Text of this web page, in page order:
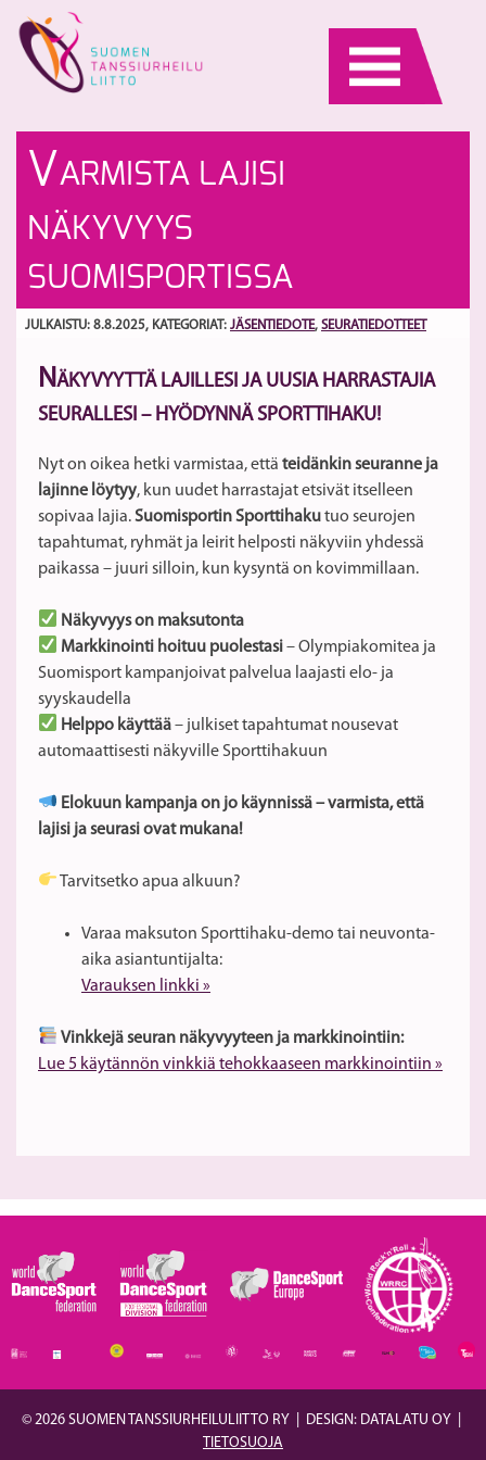
content
VARMISTA LAJISI
NÄKYVYYS
SUOMISPORTISSA
JULKAISTU: 8.8.2025, KATEGORIAT: JÄSENTIEDOTE, SEURATIEDOTTEET
NÄKYVYYTTÄ LAJILLESI JA UUSIA HARRASTAJIA
SEURALLESI – HYÖDYNNÄ SPORTTIHAKU!
Nyt on oikea hetki varmistaa, että teidänkin seuranne ja
lajinne löytyy, kun uudet harrastajat etsivät itselleen
sopivaa lajia.Suomisportin Sporttihakutuo seurojen
tapahtumat, ryhmät ja leirit helposti näkyviin yhdessä
paikassa – juuri silloin, kun kysyntä on kovimmillaan.
Näkyvyys on maksutonta
Markkinointi hoituu puolestasi– Olympiakomitea ja
Suomisport kampanjoivat palvelua laajasti elo- ja
syyskaudella
Helppo käyttää– julkiset tapahtumat nousevat
automaattisesti näkyville Sporttihakuun
Elokuun kampanja on jo käynnissä – varmista, että
lajisi ja seurasi ovat mukana!
Tarvitsetko apua alkuun?
Varaa maksuton Sporttihaku-demo tai neuvonta-
aika asiantuntijalta:
Varauksen linkki »
Vinkkejä seuran näkyvyyteen ja markkinointiin:
Lue 5 käytännön vinkkiä tehokkaaseen markkinointiin »
© 2026 SUOMEN TANSSIURHEILULIITTO RY DESIGN: DATALATU OY
TIETOSUOJA